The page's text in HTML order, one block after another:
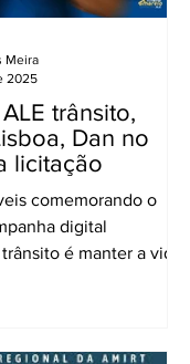
trânsito,
Dan no
licitação
comemorando o
digital
é manter a vida
Meira
2025